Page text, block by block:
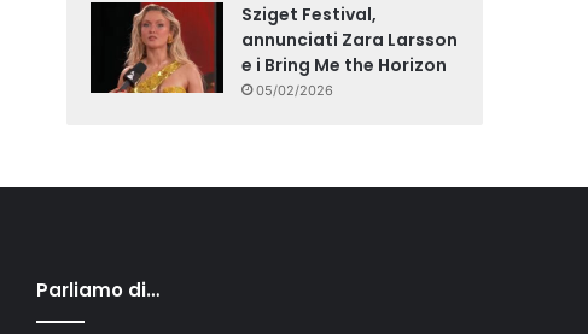
Sziget Festival,
annunciati Zara Larsson
e i Bring Me the Horizon
05/02/2026
Parliamo di…